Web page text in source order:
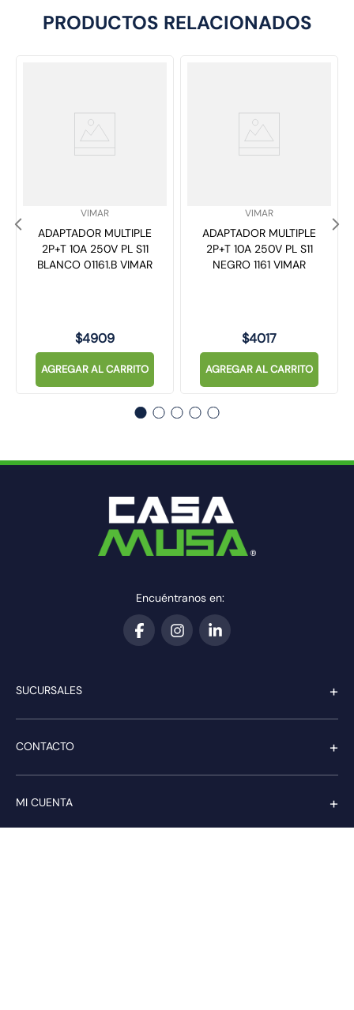
PRODUCTOS RELACIONADOS
VIMAR
ADAPTADOR MULTIPLE
2P+T 10A 250V PL S11
BLANCO 01161.B VIMAR
$4909
AGREGAR AL CARRITO
VIMAR
ADAPTADOR MULTIPLE
2P+T 10A 250V PL S11
NEGRO 1161 VIMAR
$4017
AGREGAR AL CARRITO
Encuéntranos en:
SUCURSALES +
CONTACTO +
MI CUENTA +